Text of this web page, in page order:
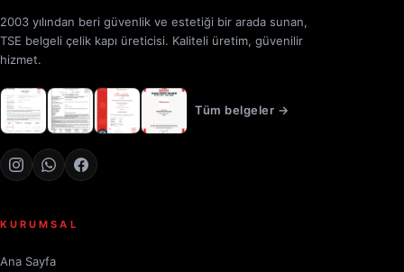
2003 yılından beri güvenlik ve estetiği bir arada sunan,
TSE belgeli çelik kapı üreticisi. Kaliteli üretim, güvenilir
hizmet.
Tüm belgeler →
KURUMSAL
Ana Sayfa